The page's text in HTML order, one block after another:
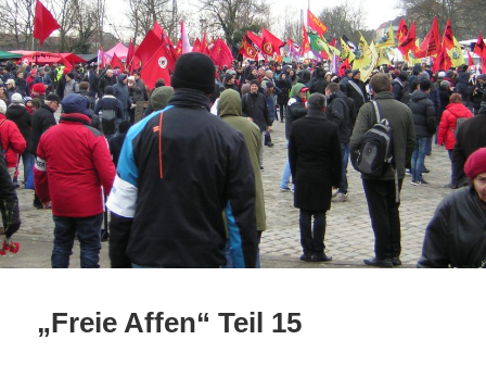
„Freie Affen“ Teil 15